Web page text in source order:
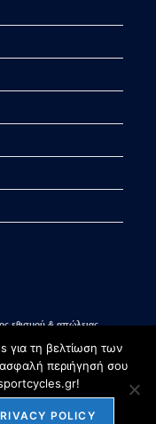
εθισμού & απώλειας
για τη βελτίωση των
περιήγησή σου
POLICY